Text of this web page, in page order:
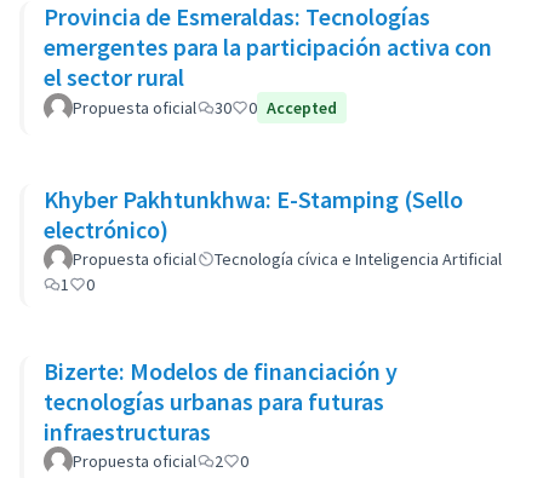
Provincia de Esmeraldas: Tecnologías
emergentes para la participación activa con
el sector rural
Propuesta oficial 30 0 Accepted
Khyber Pakhtunkhwa: E-Stamping (Sello
electrónico)
Propuesta oficial
Tecnología cívica e Inteligencia Artificial
1
0
Bizerte: Modelos de financiación y
tecnologías urbanas para futuras
infraestructuras
Propuesta oficial 2 0